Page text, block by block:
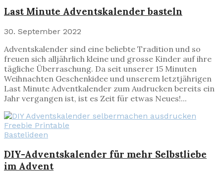
Last Minute Adventskalender basteln
30. September 2022
Adventskalender sind eine beliebte Tradition und so
freuen sich alljährlich kleine und grosse Kinder auf ihre
tägliche Überraschung. Da seit unserer 15 Minuten
Weihnachten Geschenkidee und unserem letztjährigen
Last Minute Adventkalender zum Audrucken bereits ein
Jahr vergangen ist, ist es Zeit für etwas Neues!...
Bastelideen
DIY-Adventskalender für mehr Selbstliebe
im Advent